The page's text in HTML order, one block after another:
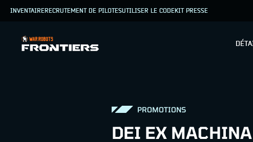
INVENTAIRERECRUTEMENT DE PILOTESUTILISER LE CODEKIT PRESSE
PROMOTIONS
DEI EX